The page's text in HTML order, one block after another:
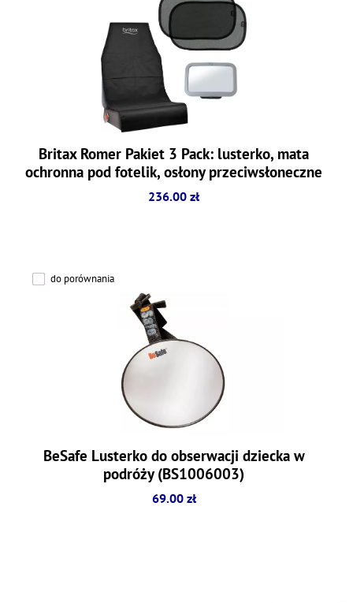
Britax Romer Pakiet 3 Pack: lusterko, mata
ochronna pod fotelik, osłony przeciwsłoneczne
236.00 zł
do porównania
BeSafe Lusterko do obserwacji dziecka w
podróży (BS1006003)
69.00 zł